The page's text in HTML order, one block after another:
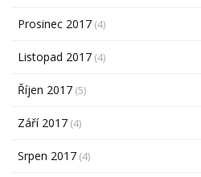
Prosinec 2017 (4)
Listopad 2017 (4)
Říjen 2017 (5)
Září 2017 (4)
Srpen 2017 (4)